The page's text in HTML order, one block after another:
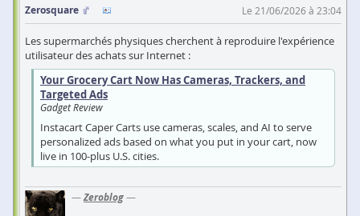
Zerosquare
Le 21/06/2026 à 23:04
Les supermarchés physiques cherchent à reproduire l'expérience
utilisateur des achats sur Internet :
Your Grocery Cart Now Has Cameras, Trackers, and
Targeted Ads
Gadget Review
Instacart Caper Carts use cameras, scales, and AI to serve
personalized ads based on what you put in your cart, now
live in 100-plus U.S. cities.
—Zeroblog—